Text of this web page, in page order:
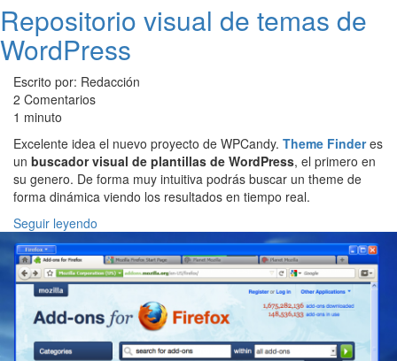
Repositorio visual de temas de
WordPress
Escrito por: Redacción
2 Comentarios
1 minuto
Excelente idea el nuevo proyecto de WPCandy. Theme Finderes
un buscador visual de plantillas de WordPress, el primero en
su genero. De forma muy intuitiva podrás buscar un theme de
forma dinámica viendo los resultados en tiempo real.
Seguir leyendo